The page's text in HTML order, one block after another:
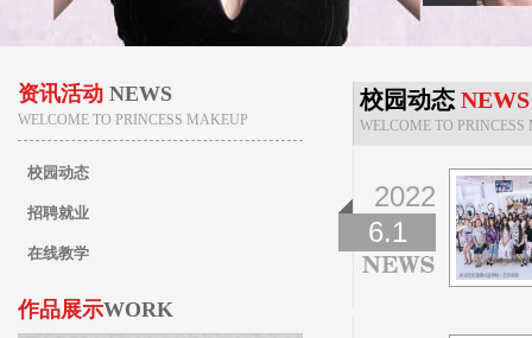
资讯活动 NEWS
WELCOME TO PRINCESS MAKEUP
校园动态
招聘就业
在线教学
作品展示WORK
校园动态 NEWS
WELCOME TO PRINCESS
2022
6.1